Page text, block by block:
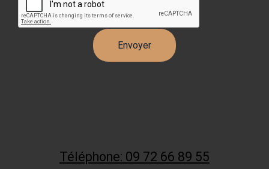
Téléphone: 09 72 66 89 55